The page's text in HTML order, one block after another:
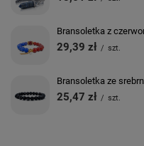
Bransoletka z
29,39 zł / szt.
Bransoletka ze
25,47 zł / szt.